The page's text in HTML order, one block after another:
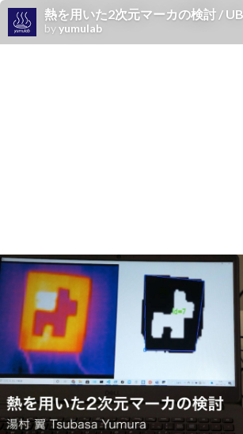
熱を用いた2次元マーカの検討 /
byyumulab